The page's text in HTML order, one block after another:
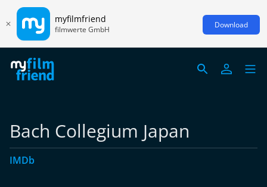
myfilmfriend
filmwerte GmbH Download
Bach Collegium Japan
IMDb